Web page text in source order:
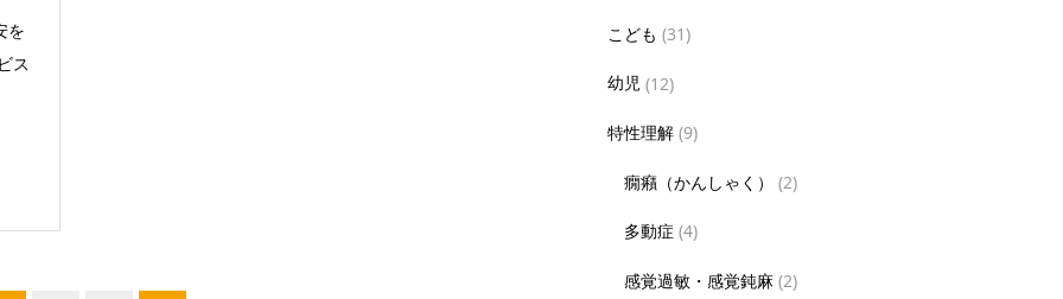
を
ス
こども (31)
幼児 (12)
特性理解 (9)
癇癪（かんしゃく） (2)
多動症 (4)
感覚過敏・感覚鈍麻 (2)